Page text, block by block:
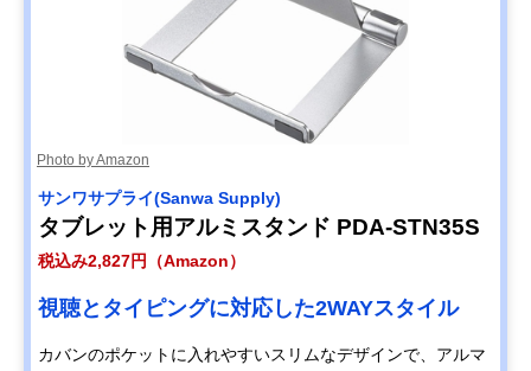
Photo by Amazon
サンワサプライ(Sanwa Supply)
タブレット用アルミスタンド PDA-STN35S
税込み2,827円（Amazon）
視聴とタイピングに対応した2WAYスタイル
カバンのポケットに入れやすいスリムなデザインで、アルマ